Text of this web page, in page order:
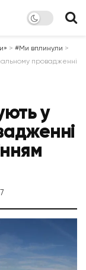
> #Ми вплинули >
провадженні
у